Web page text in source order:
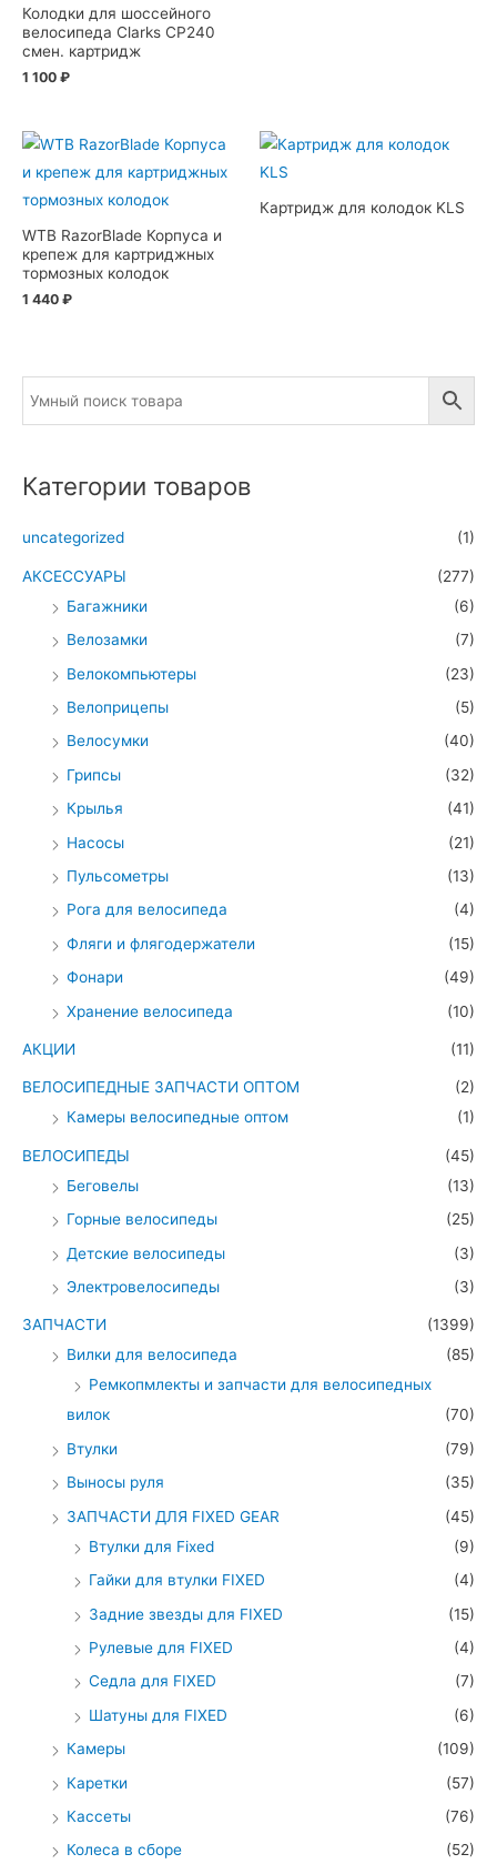
Колодки для шоссейного
велосипеда Clarks CP240
смен. картридж
1 100 ₽
WTB RazorBlade Корпуса и
крепеж для картриджных
тормозных колодок
1 440 ₽
Картридж для колодок KLS
Категории товаров
uncategorized (1)
АКСЕССУАРЫ
(277)
Багажники
(6)
Велозамки
(7)
Велокомпьютеры
(23)
Велоприцепы
(5)
Велосумки
(40)
Грипсы
(32)
Крылья
(41)
Насосы
(21)
Пульсометры
(13)
Рога для велосипеда
(4)
Фляги и флягодержатели
(15)
Фонари
(49)
Хранение велосипеда
(10)
АКЦИИ (11)
ВЕЛОСИПЕДНЫЕ ЗАПЧАСТИ ОПТОМ
(2)
Камеры велосипедные оптом
(1)
ВЕЛОСИПЕДЫ
(45)
Беговелы
(13)
Горные велосипеды
(25)
Детские велосипеды
(3)
Электровелосипеды
(3)
ЗАПЧАСТИ
(1399)
Вилки для велосипеда
(85)
Ремкопмлекты и запчасти для велосипедных
вилок
(70)
Втулки
(79)
Выносы руля
(35)
ЗАПЧАСТИ ДЛЯ FIXED GEAR
(45)
Втулки для Fixed
(9)
Гайки для втулки FIXED
(4)
Задние звезды для FIXED
(15)
Рулевые для FIXED
(4)
Седла для FIXED
(7)
Шатуны для FIXED
(6)
Камеры
(109)
Каретки
(57)
Кассеты
(76)
Колеса в сборе
(52)